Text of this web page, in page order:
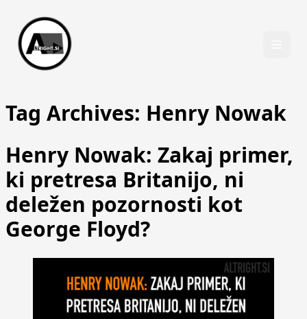
Skip to content
Tag Archives: Henry Nowak
Henry Nowak: Zakaj primer,
ki pretresa Britanijo, ni
deležen pozornosti kot
George Floyd?